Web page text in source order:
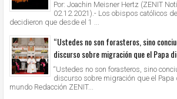
Por: Joachin Meisner Hertz (ZENIT
02.12.2021).- Los obispos católicos
decidieron que desde el 1 ...
“Ustedes no son forasteros, sino
discurso sobre migración que el Papa
“Ustedes no son forasteros, sino
discurso sobre migración que el Papa
mundo Redacción ZENIT...